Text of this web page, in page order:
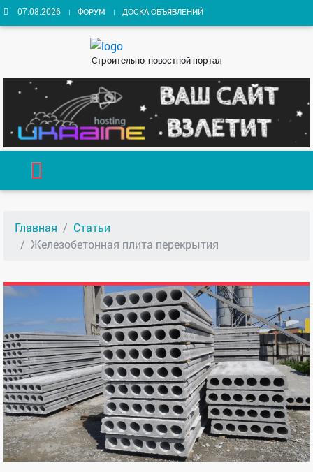
07.08.2026 ФОРУМ ДОСКА ОБЪЯВЛЕНИЙ
Строительно-новостной портал
Главная
Статьи
Железобетонная плита перекрытия